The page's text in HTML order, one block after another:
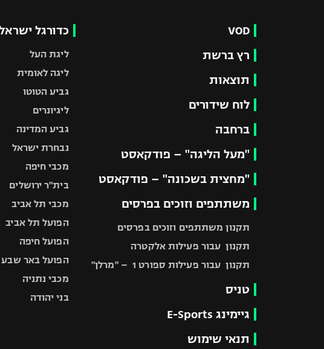
VOD
רץ ברשת
תוצאות
לוח שידורים
ברחבה
"מעל הליגה" – פודקאסט
"מחצית בשכונה" – פודקאסט
משתתפים וזוכים בפרסים
תקנון משתתפים וזוכים בפרסים
תקנון עבור פעילות אלקטרה
תקנון עבור פעילות ספורט 1 – "מרלן"
טניס
גיימינג E-Sports
תנאי שימוש
כדורגל
ליגת העל
ליגה לאומית
גביע הטוטו
ליגיונרים
גביע המדינה
נבחרת ישראל
מכבי חיפה
בית"ר ירושלים
מכבי תל אביב
הפועל תל אביב
הפועל חיפה
הפועל באר שבע
מכבי נתניה
בני יהודה